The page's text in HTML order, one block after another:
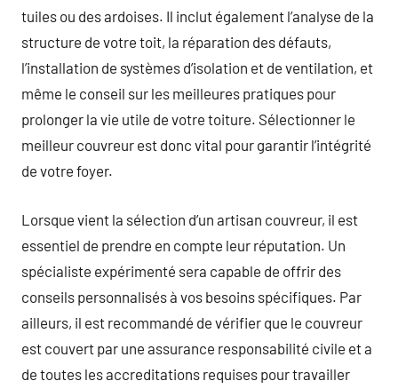
tuiles ou des ardoises. Il inclut également l’analyse de la
structure de votre toit, la réparation des défauts,
l’installation de systèmes d’isolation et de ventilation, et
même le conseil sur les meilleures pratiques pour
prolonger la vie utile de votre toiture. Sélectionner le
meilleur couvreur est donc vital pour garantir l’intégrité
de votre foyer.
Lorsque vient la sélection d’un artisan couvreur, il est
essentiel de prendre en compte leur réputation. Un
spécialiste expérimenté sera capable de offrir des
conseils personnalisés à vos besoins spécifiques. Par
ailleurs, il est recommandé de vérifier que le couvreur
est couvert par une assurance responsabilité civile et a
de toutes les accreditations requises pour travailler